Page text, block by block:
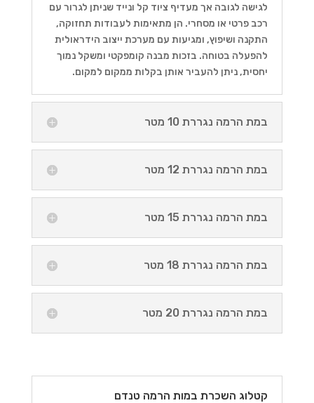
לגישה לגובה אך מעדיף ציוד קל ונייד שניתן לגרור עם
רכב פרטי או מסחרי. הן מתאימות לעבודות תחזוקה,
התקנה ושיפוץ, ומגיעות עם מערכת ייצוב הידראולית
להפעלה בטוחה. בזכות מבנה קומפקטי ומשקל נמוך
יחסית, ניתן להעביר אותן בקלות ממקום למקום.
במת הרמה נגררת 10 מטר
במת הרמה נגררת 12 מטר
במת הרמה נגררת 15 מטר
במת הרמה נגררת 18 מטר
במת הרמה נגררת 20 מטר
קטלוג השכרת במות הרמה טנדם